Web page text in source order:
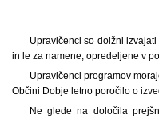
Upravičenci so dolžni
in le za namene, opredeljene v
Upravičenci programov
Občini Dobje letno poročilo o
Ne glede na določila